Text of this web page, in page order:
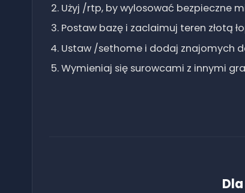
Użyj /rtp, by wylosować bezpieczne
Postaw bazę i zaclaimuj teren złotą
Ustaw /sethome i dodaj znajomych
Wymieniaj się surowcami z innymi